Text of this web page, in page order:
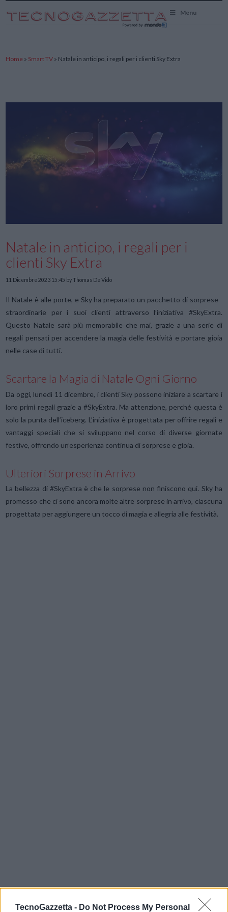
TecnoGazzetta - Do Not Process My Personal
Menu
Home » Smart TV » Natale in anticipo, i regali per i clienti Sky Extra
Natale in anticipo, i regali per i
clienti Sky Extra
11 Dicembre 2023 15:45 by Thomas De Vido
Il Natale è alle porte, e Sky ha preparato un pacchetto di sorprese
straordinarie per i suoi clienti attraverso l’iniziativa #SkyExtra.
Questo Natale sarà più memorabile che mai, grazie a una serie di
regali pensati per accendere la magia delle festività e portare gioia
nelle case di tutti.
Scartare la Magia di Natale Ogni Giorno
Da oggi, lunedì 11 dicembre, i clienti Sky possono iniziare a scartare i
loro primi regali grazie a #SkyExtra. Ma attenzione, perché questa è
solo la punta dell’iceberg. L’iniziativa è progettata per offrire regali e
vantaggi speciali che si sviluppano nel corso di diverse giornate
festive, offrendo un’esperienza continua di sorprese e gioia.
Ulteriori Sorprese in Arrivo
La bellezza di #SkyExtra è che le sorprese non finiscono qui. Sky ha
promesso che ci sono ancora molte altre sorprese in arrivo, ciascuna
progettata per aggiungere un tocco di magia e allegria alle festività.